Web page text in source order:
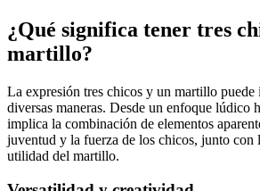
¿Qué significa tener tres
martillo?
La expresión tres chicos y un martillo puede
diversas maneras. Desde un enfoque lúdico
implica la combinación de elementos
juventud y la fuerza de los chicos, junto con
utilidad del martillo.